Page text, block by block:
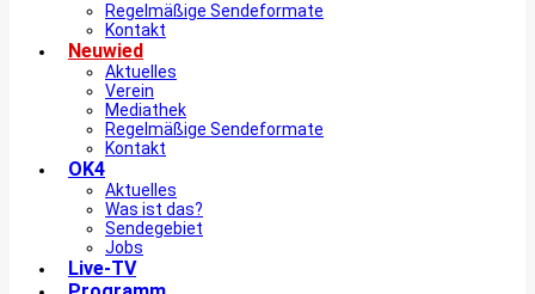
Regelmäßige Sendeformate
Kontakt
Neuwied
Aktuelles
Verein
Mediathek
Regelmäßige Sendeformate
Kontakt
OK4
Aktuelles
Was ist das?
Sendegebiet
Jobs
Live-TV